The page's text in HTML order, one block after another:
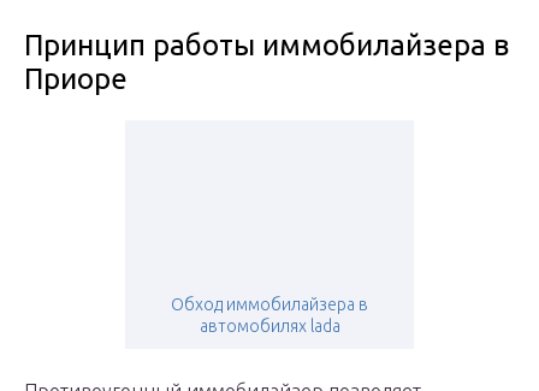
Принцип работы иммобилайзера в
Приоре
Обход иммобилайзера в
автомобилях lada